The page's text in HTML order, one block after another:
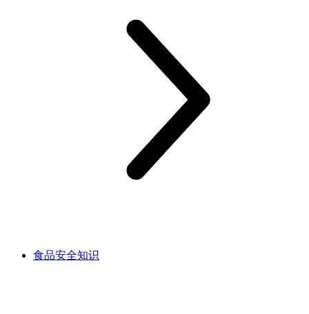
食品安全知识